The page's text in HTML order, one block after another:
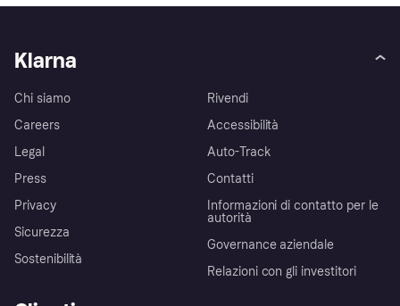
Klarna
Chi siamo
Careers
Legal
Press
Privacy
Sicurezza
Sostenibilità
Rivendi
Accessibilità
Auto-Track
Contatti
Informazioni di contatto per le
autorità
Governance aziendale
Relazioni con gli investitori